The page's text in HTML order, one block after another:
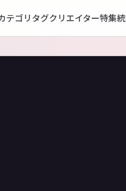
テゴリ タグクリエイター特集